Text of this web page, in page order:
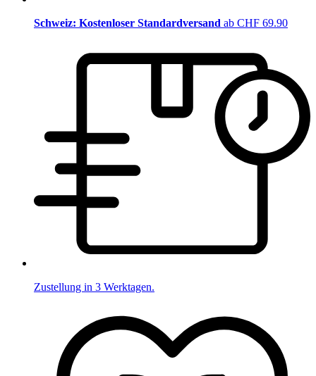
Schweiz: Kostenloser Standardversand ab CHF 69.90
Zustellung in 3 Werktagen.